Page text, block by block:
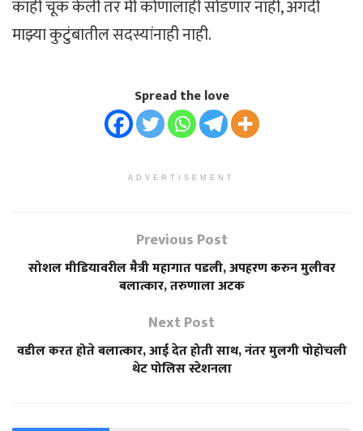
काही चूक केली तर मी कोणालाही सोडणार नाही, अगदी
माझ्या कुटुंबातील सदस्यांनाही नाही.
Spread the love
ADVERTISEMENT
Previous Post
सोशल मीडियावरील मैत्री महागात पडली, अपहरण करुन मुलीवर
बलात्कार, तरुणाला अटक
Next Post
वडील करत होते बलात्कार, आई देत होती साथ, नंतर मुलगी पोहोचली
थेट पोलिस स्टेशनला